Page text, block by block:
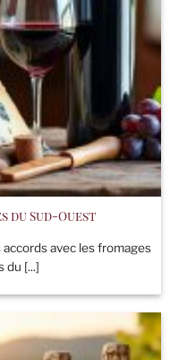
du Sud-Ouest
avec les fromages
du [...]